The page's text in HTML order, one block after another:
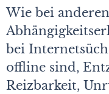
Wie bei anderen
bei
offline sind,
Reizbarkeit,